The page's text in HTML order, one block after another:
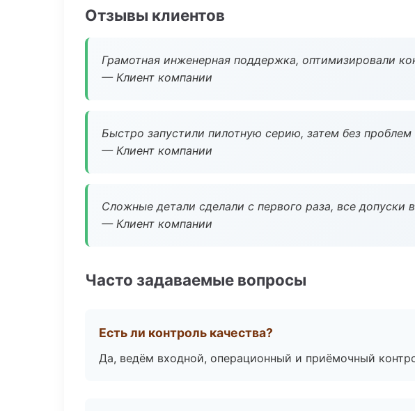
Отзывы клиентов
Грамотная инженерная поддержка, оптимизировали
— Клиент компании
Быстро запустили пилотную серию, затем без
— Клиент компании
Сложные детали сделали с первого раза, все
— Клиент компании
Часто задаваемые вопросы
Есть ли контроль качества?
Да, ведём входной, операционный и приёмочный